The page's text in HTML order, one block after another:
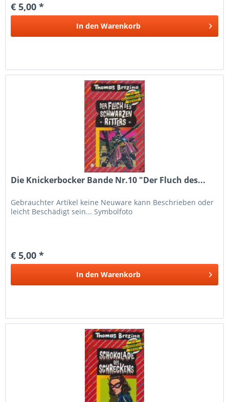
€ 5,00 *
In den Warenkorb
Die Knickerbocker Bande Nr.10 "Der Fluch des...
Gebrauchter Artikel keine Neuware kann Beschrieben oder
leicht Beschädigt sein... Symbolfoto
€ 5,00 *
In den Warenkorb